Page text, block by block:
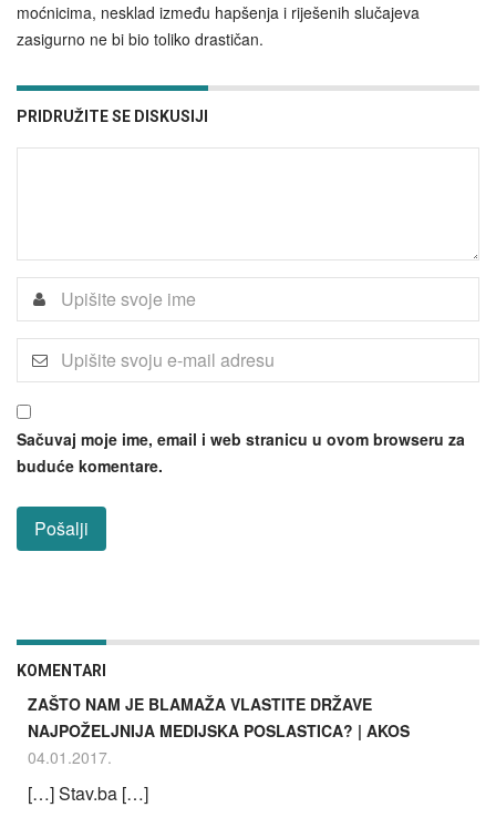
moćnicima, nesklad između hapšenja i riješenih slučajeva
zasigurno ne bi bio toliko drastičan.
PRIDRUŽITE SE DISKUSIJI
Sačuvaj moje ime, email i web stranicu u ovom browseru za
buduće komentare.
KOMENTARI
ZAŠTO NAM JE BLAMAŽA VLASTITE DRŽAVE
NAJPOŽELJNIJA MEDIJSKA POSLASTICA? | AKOS
04.01.2017.
[…] Stav.ba […]